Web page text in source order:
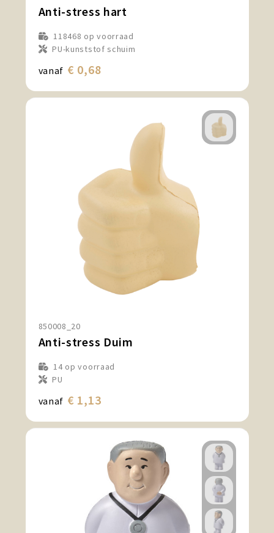
Anti-stress hart
118468 op voorraad
PU-kunststof schuim
vanaf € 0,68
850008_20
Anti-stress Duim
14op voorraad
PU
vanaf € 1,13